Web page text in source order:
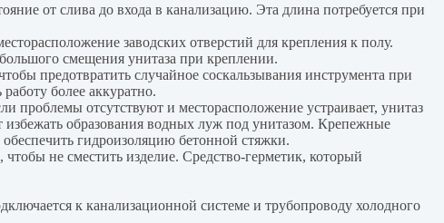
от слива до входа в канализацию. Эта длина потребуется при
заводских отверстий для крепления к полу.
смещения унитаза при креплении.
предотвратить случайное соскальзывания инструмента при
более аккуратно.
проблемы отсутствуют и месторасположение устраивает, унитаз
избежать образования водных луж под унитазом. Крепежные
гидроизоляцию бетонной стяжки.
не сместить изделие. Средство-герметик, который
к канализационной системе и трубопроводу холодного